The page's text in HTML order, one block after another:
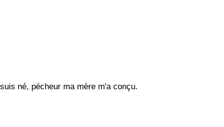
né, pécheur ma mère m'a conçu.